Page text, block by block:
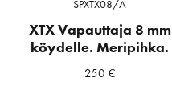
SPXTX08/A
XTX Vapauttaja 8 mm
köydelle. Meripihka.
250 €